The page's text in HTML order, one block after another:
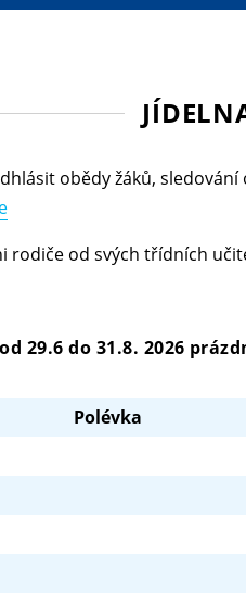
obědy žáků,
rodiče od svých třídních
od 29.6 do 31.8. 2026
Polévka